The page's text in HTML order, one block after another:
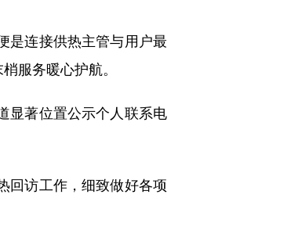
连接供热主管与用户最
服务暖心护航。
著位置公示个人联系电
访工作，细致做好各项